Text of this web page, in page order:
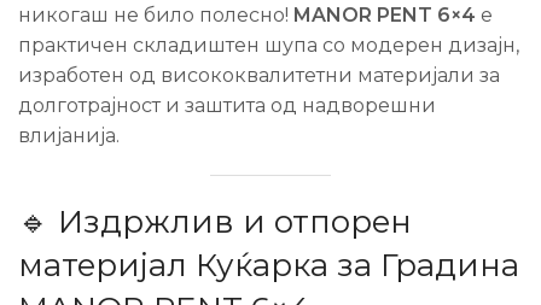
никогаш не било полесно! MANOR PENT 6×4 е
практичен складиштен шупа со модерен дизајн,
изработен од висококвалитетни материјали за
долготрајност и заштита од надворешни
влијанија.
🔹 Издржлив и отпорен
материјал Куќарка за Градина